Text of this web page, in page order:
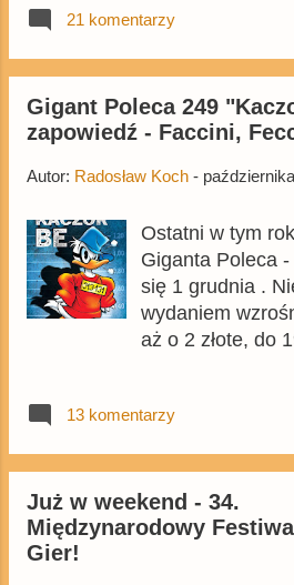
prezentuje się
gorzej niż
źle jak mogło to
przykładowych
21 komentarzy
Gigant Poleca 249
zapowiedź - Faccini,
Autor: Radosław Koch -
Ostatni w tym
Giganta Poleca
się 1 grudnia .
wydaniem
aż o 2 złote, do
Grudniowy tom
jak zawsze
kaczkami i
znaleźć.
13 komentarzy
Już w weekend - 34.
Międzynarodowy
Gier!